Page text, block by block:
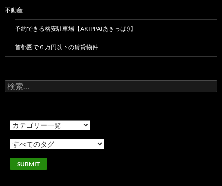
不動産
予約できる格安駐車場【AKIPPA(あきっぱ!)】
首都圏で６万円以下の賃貸物件
検
索: